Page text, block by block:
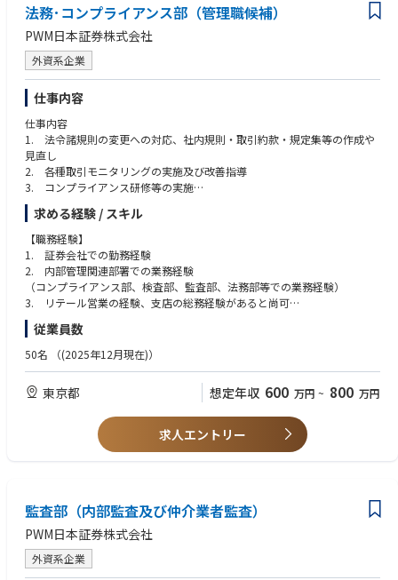
■営業やスタッフ部門、監査法人出身者など、多彩なバックグラウンドを
持つメンバーが在籍しています
■ 当社グループの事業領域は、リース事業や各種ファイナンス事業（プロ
ジェクトファイナンス、不動産ファイナンス、航空機ファイナンス）のほ
か、ICTサービス事業、グローバル事業、再生可能エネルギー事業、PFI・
PPP事業など多岐にわたるので、様々な形態の取引に関与することができ
ます
＜身に付く知見や能力＞
■重要なシステム入替期の統制評価の経験
■社長直轄の部門として、会社全体を俯瞰的に見ることができます
■プロセスオーナーと良好な関係を築くコミュニケーション能力がある方
■新しいことに積極的に挑戦していく姿勢、意欲がある方
法務･コンプライアンス部（管理職候補）
PWM日本証券株式会社
外資系企業
仕事内容
仕事内容
1. 法令諸規則の変更への対応、社内規則・取引約款・規定集等の作成や
見直し
2. 各種取引モニタリングの実施及び改善指導
3. コンプライアンス研修等の実施
4. 顧客からの苦情への対応、証券事故等への対応
5. 監督当局への法令違反の届出
6. 広告審査
7. マネーローンダリング防止対策に係る態勢の整備
8. 顧客に係る個人情報に関する管理態勢の整備
9. 各種法律相談への対応等
10. その他コンプライアンス業務全般
【事業内容】
当社HP：https://www.pwm.co.jp/
求める経験 / スキル
【職務経験】
1. 証券会社での勤務経験
2. 内部管理関連部署での業務経験
（コンプライアンス部、検査部、監査部、法務部等での業務経験）
3. リテール営業の経験、支店の総務経験があると尚可
【応募資格】
1. 大学卒以上（必須）
2. 証券一種外務員資格、内部管理責任者資格をお持ちの方（必須）
3. 金融商品取引法、個人情報保護法及び犯罪収益移転防止法等、業務に
関連する法令について理解のある方
4. 金融商品知識（投資信託および仕組債等）のある方
【歓迎するスキル】
3. チームプレイヤーかつコミュニケーションスキルの高い方
従業員数
50名 （(2025年12月現在)）
東京都 想定年収 600 万円 ~ 800 万円
求人エントリー
監査部（内部監査及び仲介業者監査）
PWM日本証券株式会社
外資系企業